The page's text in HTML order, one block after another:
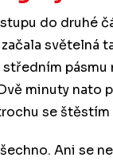
do druhé
světelná
středním pásmu
minuty nato
se štěstím
Ani se